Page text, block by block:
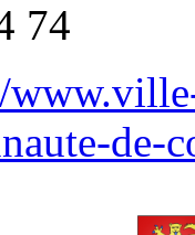
74
de-